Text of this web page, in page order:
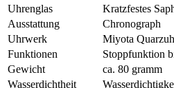
Uhrenglas
Kratzfestes
Ausstattung
Chronograph
Uhrwerk
Miyota
Funktionen
Stoppfunktion
Gewicht
ca. 80 gramm
Wasserdichtheit